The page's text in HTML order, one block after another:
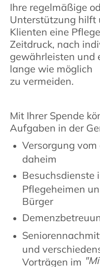
Ihre regelmäßige
Unterstützung hilft
Klienten eine
Zeitdruck, nach
gewährleisten und
lange wie möglich
zu vermeiden.
Mit Ihrer Spende
Aufgaben in der
Versorgung
daheim
Besuchsdienste
Pflegeheimen
Bürger
und
Vorträgen im